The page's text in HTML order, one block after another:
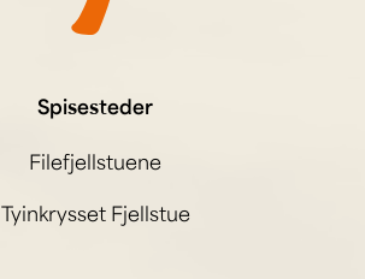
Spisesteder
Filefjellstuene
Tyinkrysset Fjellstue